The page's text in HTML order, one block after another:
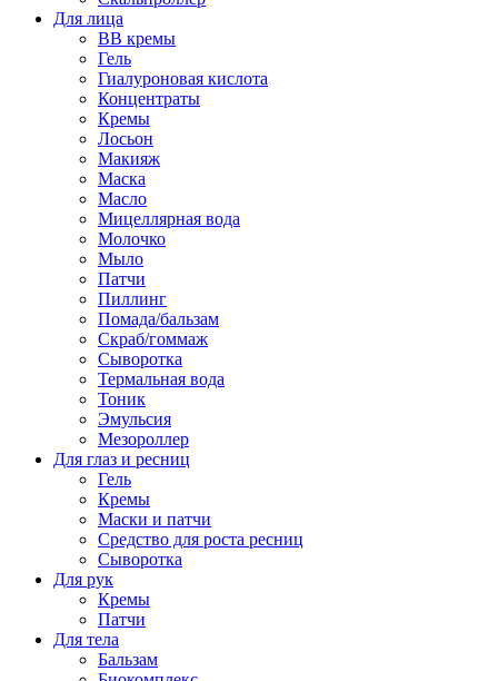
Для лица
BB кремы
Гель
Гиалуроновая кислота
Концентраты
Кремы
Лосьон
Макияж
Маска
Масло
Мицеллярная вода
Молочко
Мыло
Патчи
Пиллинг
Помада/бальзам
Скраб/гоммаж
Сыворотка
Термальная вода
Тоник
Эмульсия
Мезороллер
Для глаз и ресниц
Гель
Кремы
Маски и патчи
Средство для роста ресниц
Сыворотка
Для рук
Кремы
Патчи
Для тела
Бальзам